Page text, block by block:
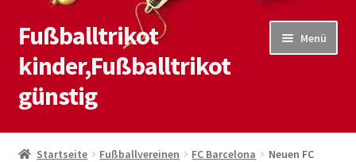
Zur
Navigation
springen
Zum
Inhalt
springen
Fußballtrikot
kinder,Fußballtrikot
günstig
Menü
Start
Startseite Fußballvereinen FC Barcelona
Neuen FC